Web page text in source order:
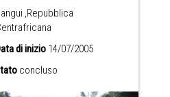
,Repubblica
di inizio 14/07/2005
concluso